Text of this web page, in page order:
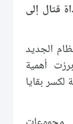
قتال إلى
الجديد
أهمية
بقايا